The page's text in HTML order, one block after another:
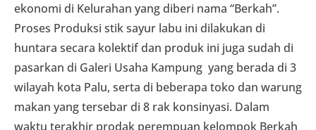
ekonomi di Kelurahan yang diberi nama “Berkah”.
Proses Produksi stik sayur labu ini dilakukan di
huntara secara kolektif dan produk ini juga sudah di
pasarkan di Galeri Usaha Kampung yang berada di 3
wilayah kota Palu, serta di beberapa toko dan warung
makan yang tersebar di 8 rak konsinyasi. Dalam
waktu terakhir prodak perempuan kelompok Berkah